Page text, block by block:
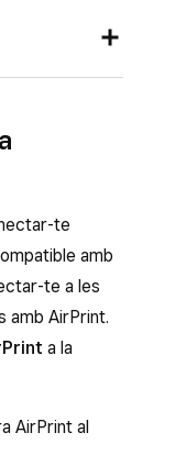
valors
des
te
amb
te a les
amb AirPrint.
a la
AirPrint al